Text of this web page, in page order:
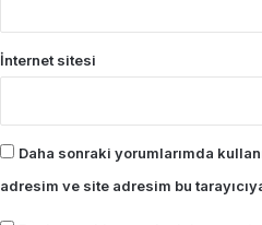
İnternet sitesi
Daha sonraki yorumlarımda
adresim ve site adresim bu